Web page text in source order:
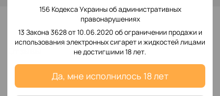
156 Кодекса Украины об административных
правонарушениях
13 Закона 3628 от 10.06.2020 об ограничении продажи и
использования электронных сигарет и жидкостей лицами
не достигшими 18 лет.
Да, мне исполнилось 18 лет
В избранное